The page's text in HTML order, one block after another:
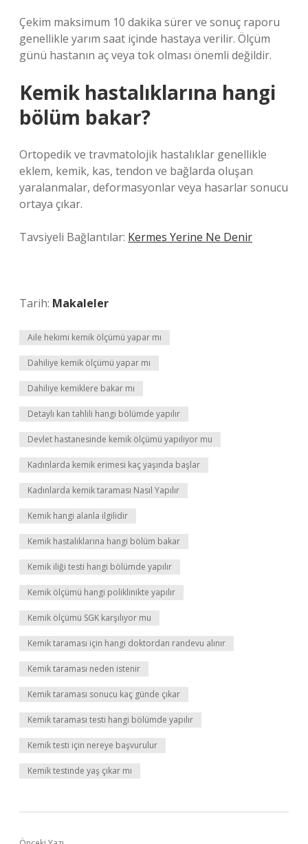
Çekim maksimum 10 dakika sürer ve sonuç raporu
genellikle yarım saat içinde hastaya verilir. Ölçüm
günü hastanın aç veya tok olması önemli değildir.
Kemik hastalıklarına hangi
bölüm bakar?
Ortopedik ve travmatolojik hastalıklar genellikle
eklem, kemik, kas, tendon ve bağlarda oluşan
yaralanmalar, deformasyonlar veya hasarlar sonucu
ortaya çıkar.
Tavsiyeli Bağlantılar: Kermes Yerine Ne Denir
Tarih: Makaleler
Aile hekimi kemik ölçümü yapar mı
Dahiliye kemik ölçümü yapar mı
Dahiliye kemiklere bakar mı
Detaylı kan tahlili hangi bölümde yapılır
Devlet hastanesinde kemik ölçümü yapılıyor mu
Kadınlarda kemik erimesi kaç yaşında başlar
Kadınlarda kemik taraması Nasıl Yapılır
Kemik hangi alanla ilgilidir
Kemik hastalıklarına hangi bölüm bakar
Kemik iliği testi hangi bölümde yapılır
Kemik ölçümü hangi poliklinikte yapılır
Kemik ölçümü SGK karşılıyor mu
Kemik taraması için hangi doktordan randevu alınır
Kemik taraması neden istenir
Kemik taraması sonucu kaç günde çıkar
Kemik taraması testi hangi bölümde yapılır
Kemik testi için nereye başvurulur
Kemik testinde yaş çıkar mı